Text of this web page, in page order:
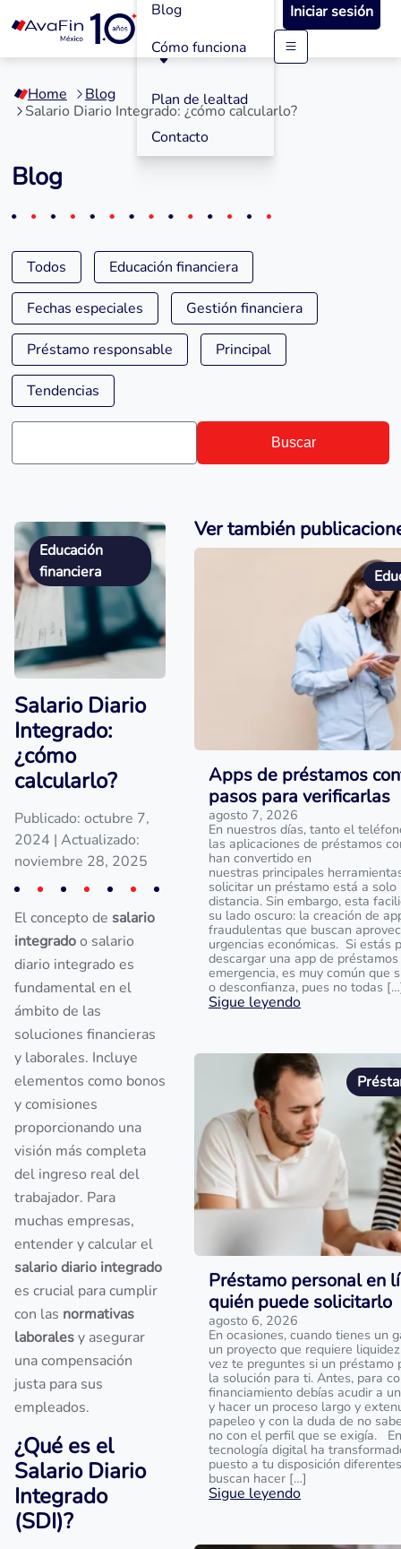
contenido
Blog
Cómo funciona
Plan de lealtad
Contacto
Iniciar sesión
Home
Blog
Salario Diario Integrado: ¿cómo calcularlo?
Blog
Todos Educación financiera
Fechas especiales Gestión financiera
Préstamo responsable Principal
Tendencias
Buscar
Educación
financiera
Salario Diario
Integrado:
¿cómo
calcularlo?
Publicado: octubre 7,
2024 | Actualizado:
noviembre 28, 2025
El concepto de salario
integradoo salario
diario integrado es
fundamental en el
ámbito de las
soluciones financieras
y laborales. Incluye
elementos como bonos
y comisiones
proporcionando una
visión más completa
del ingreso real del
trabajador. Para
muchas empresas,
entender y calcular el
salario diario integrado
es crucial para cumplir
con las normativas
laboralesy asegurar
una compensación
justa para sus
empleados.
¿Qué es el
Salario Diario
Integrado
(SDI)?
Ver también
Apps de préstamos
pasos para verificarlas
agosto 7, 2026
En nuestros días, tanto el
las aplicaciones de préstamos
han convertido en
nuestras principales
solicitar un préstamo está a solo
distancia. Sin embargo, esta
su lado oscuro: la creación de
fraudulentas que buscan
urgencias económicas. Si estás
descargar una app de
emergencia, es muy común que
o desconfianza, pues no todas
Sigue leyendo
Préstamo personal en
quién puede solicitarlo
agosto 6, 2026
En ocasiones, cuando tienes un
un proyecto que requiere
vez te preguntes si un préstamo
la solución para ti. Antes, para
financiamiento debías acudir a
y hacer un proceso largo y
papeleo y con la duda de no
no con el perfil que se exigía.
tecnología digital ha
puesto a tu disposición
buscan hacer […]
Sigue leyendo